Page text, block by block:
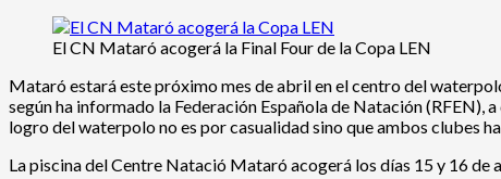
El CN Mataró acogerá la Final Four de la Copa LEN
Mataró estará este próximo mes de abril en el centro del
según ha informado la Federación Española de Natación
logro del waterpolo no es por casualidad sino que ambos clubes
La piscina del Centre Natació Mataró acogerá los días 15 y 16 de